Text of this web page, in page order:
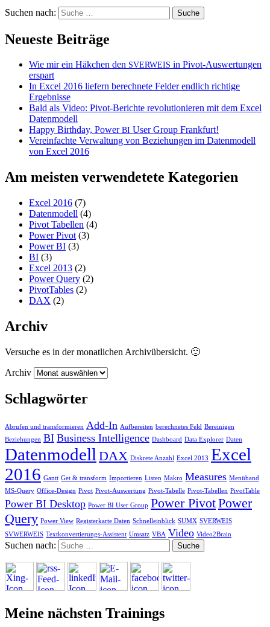
Suchen nach:
Neueste Beiträge
Wie mir ein Häkchen den SVERWEIS in Pivot-Auswertungen
erspart
In Excel 2016 liefern berechnete Felder endlich richtige
Ergebnisse
Bald als Video: Pivot-Berichte revolutionieren mit dem Excel
Datenmodell
Happy Birthday, PowerBI User Group Frankfurt!
Vereinfachte Verwaltung von Beziehungen im Datenmodell
von Excel 2016
Am meisten verwendetete Kategorien
Excel 2016 (7)
Datenmodell (4)
Pivot Tabellen (4)
Power Pivot (3)
Power BI (3)
BI (3)
Excel 2013 (2)
Power Query (2)
PivotTables (2)
DAX (2)
Archiv
Versuche es in der monatlichen Archivübersicht. 🙂
Archiv
Schlagwörter
Abrufen und transformieren Add-In Aufbereiten berechnetes Feld Bereinigen
Beziehungen BI Business Intelligence Dashboard Data Explorer Daten
Datenmodell DAX Diskrete Anzahl Excel 2013 Excel
2016 Gantt Get & transform Importieren Listen Makro Measures Menüband
MS-Query Office-Design Pivot Pivot-Auswertung Pivot-Tabelle Pivot-Tabellen PivotTable
Power BI Desktop Power BI User Group Power PivotPower
Query Power View Registerkarte Daten Schnelleinblick SUMX SVERWEIS
SVWERWEIS Textkonvertierungs-Assistent Umsatz VBA Video Video2Brain
Suchen nach:
Meine nächsten Trainings